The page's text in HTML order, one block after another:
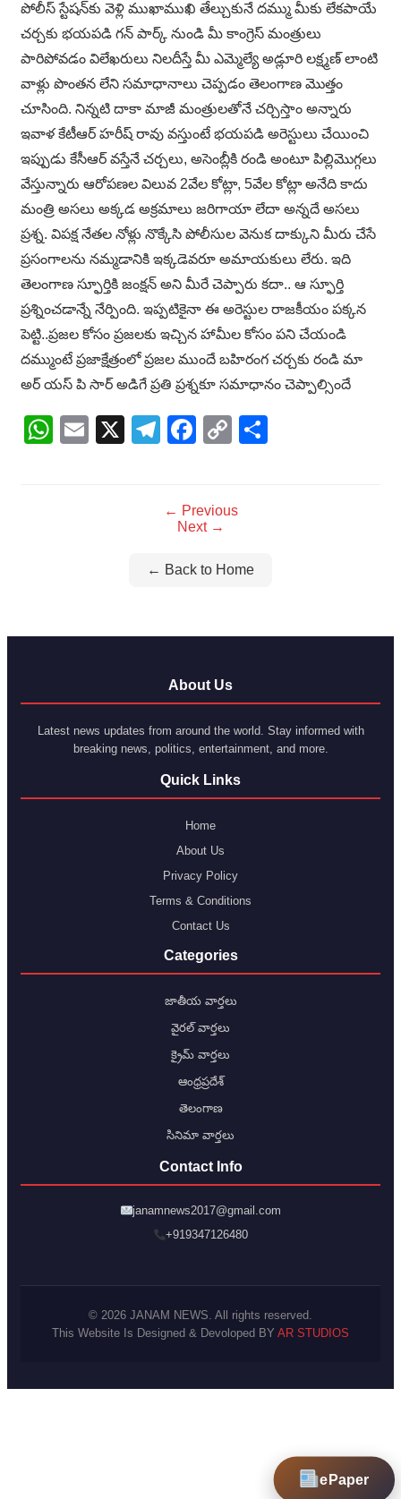
పోలీస్ స్టేషన్‌కు వెళ్లి ముఖాముఖి తేల్చుకునే దమ్ము మీకు లేకపాయే
చర్చకు భయపడి గన్ పార్క్ నుండి మీ కాంగ్రెస్ మంత్రులు
పారిపోవడం విలేఖరులు నిలదీస్తే మీ ఎమ్మెల్యే అడ్లూరి లక్ష్మణ్ లాంటి
వాళ్లు పొంతన లేని సమాధానాలు చెప్పడం తెలంగాణ మొత్తం
చూసింది. నిన్నటి దాకా మాజీ మంత్రులతోనే చర్చిస్తాం అన్నారు
ఇవాళ కేటీఆర్ హరీష్ రావు వస్తుంటే భయపడి అరెస్టులు చేయించి
ఇప్పుడు కేసీఆర్ వస్తేనే చర్చలు, అసెంబ్లీకి రండి అంటూ పిల్లిమొగ్గలు
వేస్తున్నారు ఆరోపణల విలువ 2వేల కోట్లా, 5వేల కోట్లా అనేది కాదు
మంత్రి అసలు అక్కడ అక్రమాలు జరిగాయా లేదా అన్నదే అసలు
ప్రశ్న. విపక్ష నేతల నోళ్లు నొక్కేసి పోలీసుల వెనుక దాక్కుని మీరు చేసే
ప్రసంగాలను నమ్మడానికి ఇక్కడెవరూ అమాయకులు లేరు. ఇది
తెలంగాణ స్ఫూర్తికి జంక్షన్ అని మీరే చెప్పారు కదా.. ఆ స్ఫూర్తి
ప్రశ్నించడాన్నే నేర్పింది. ఇప్పటికైనా ఈ అరెస్టుల రాజకీయం పక్కన
పెట్టి..ప్రజల కోసం ప్రజలకు ఇచ్చిన హామీల కోసం పని చేయండి
దమ్ముంటే ప్రజాక్షేత్రంలో ప్రజల ముందే బహిరంగ చర్చకు రండి మా
అర్ యస్ పి సార్ అడిగే ప్రతి ప్రశ్నకూ సమాధానం చెప్పాల్సిందే
WhatsApp
Email
X Telegram
Facebook
Copy
← Previous
Next →
← Back to Home
About Us
Latest news updates from around the world. Stay informed with
breaking news, politics, entertainment, and more.
Quick Links
Home
About Us
Privacy Policy
Terms & Conditions
Contact Us
Categories
జాతీయ వార్తలు
వైరల్ వార్తలు
క్రైమ్ వార్తలు
ఆంధ్రప్రదేశ్
తెలంగాణ
సినిమా వార్తలు
Contact Info
janamnews2017@gmail.com
+919347126480
© 2026 JANAM NEWS. All rights reserved.
This Website Is Designed & Devoloped BY AR STUDIOS
ePaper